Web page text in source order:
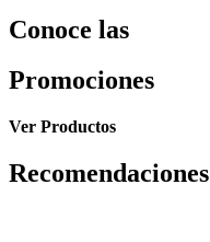
Conoce las
Promociones
Ver Productos
Recomendaciones